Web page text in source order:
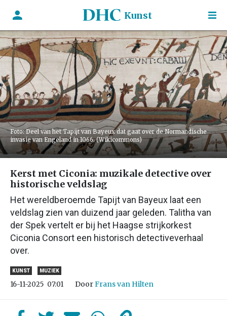
Kunst
Foto: Deel van het Tapijt van Bayeux dat gaat over de Normandische
invasie van Engeland in 1066. (Wikicommons)
Kerst met Ciconia: muzikale detective over
historische veldslag
Het wereldberoemde Tapijt van Bayeux laat een
veldslag zien van duizend jaar geleden. Talitha van
der Spek vertelt er bij het Haagse strijkorkest
Ciconia Consort een historisch detectiveverhaal
over.
KUNST MUZIEK
16-11-2025 07:01 DoorFrans van Hilten